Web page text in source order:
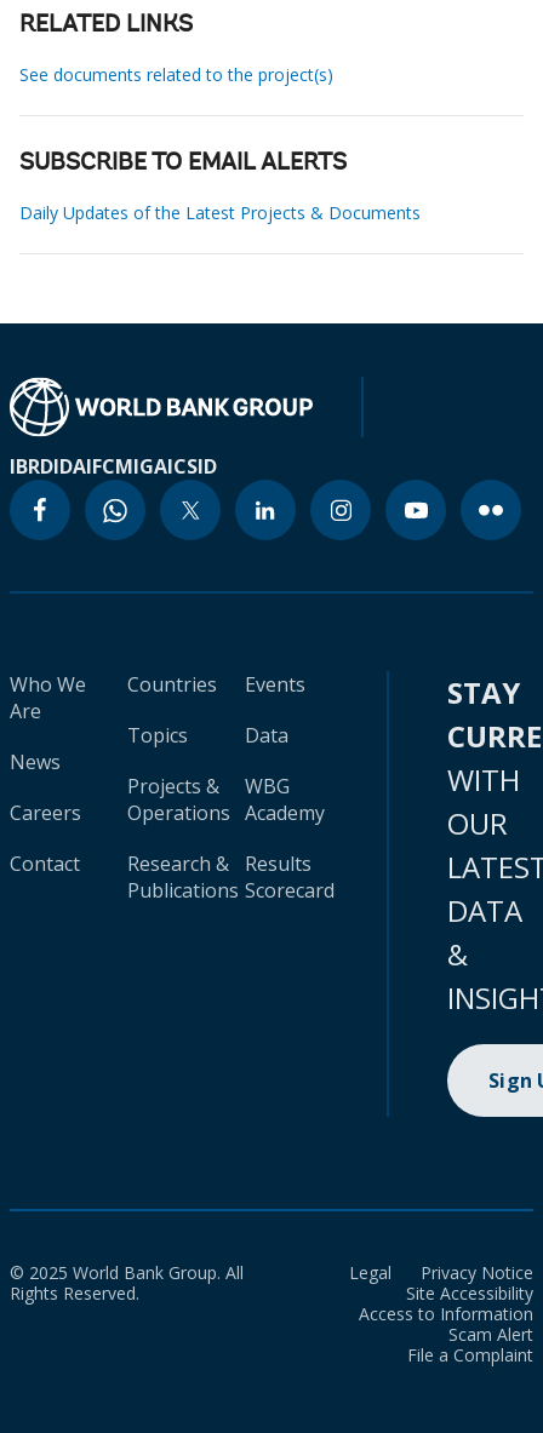
RELATED LINKS
See documents related to the project(s)
SUBSCRIBE TO EMAIL ALERTS
Daily Updates of the Latest Projects & Documents
IBRDIDAIFCMIGAICSID
Who We
Are
News
Careers
Contact
Countries
Topics
Projects &
Operations
Research &
Publications
Events
Data
WBG
Academy
Results
Scorecard
STAY
WITH
OUR
DATA
&
Sign
© 2025 World Bank Group. All
Rights Reserved.
Legal
Privacy Notice
Site Accessibility
Access to Information
Scam Alert
File a Complaint